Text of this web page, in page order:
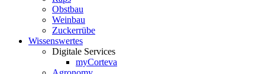
Obstbau
Weinbau
Zuckerrübe
Wissenswertes
Digitale Services
myCorteva